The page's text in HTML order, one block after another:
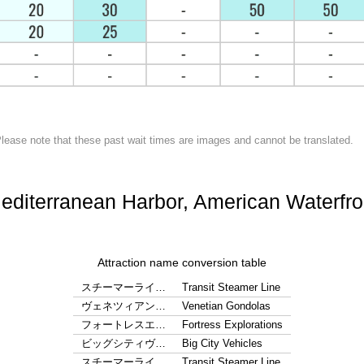
note that these past wait times are images and cannot be translated.
Harbor, American
Attraction name conversion table
スチーマーライ…
Transit Steamer Line
ヴェネツィアン…
Venetian Gondolas
フォートレスエ…
Fortress Explorations
ビッグシティヴ…
Big City Vehicles